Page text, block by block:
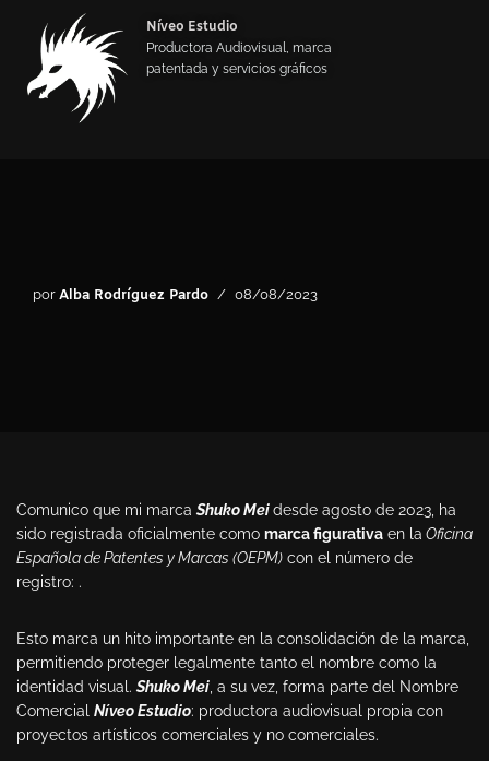
Saltar
al
contenido
Níveo Estudio
Productora Audiovisual, marca
patentada y servicios gráficos
por Alba Rodríguez Pardo 08/08/2023
Comunico que mi marca Shuko Meidesde agosto de 2023, ha
sido registrada oficialmente como marca figurativa en la Oficina
Española de Patentes y Marcas (OEPM) con el número de
registro: .
Esto marca un hito importante en la consolidación de la marca,
permitiendo proteger legalmente tanto el nombre como la
identidad visual. Shuko Mei , a su vez, forma parte del Nombre
Comercial Níveo Estudio: productora audiovisual propia con
proyectos artísticos comerciales y no comerciales.